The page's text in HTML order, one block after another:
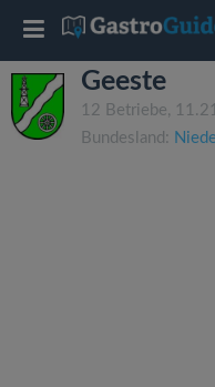
Geeste
12 Betriebe,
Bundesland:
T
o
g